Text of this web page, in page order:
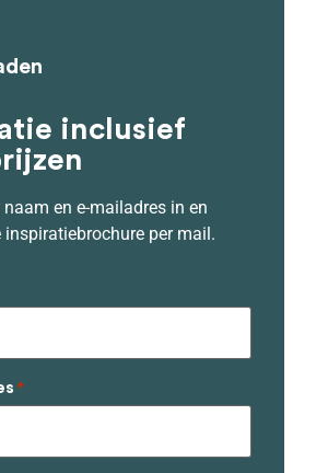
inclusief
en e-mailadres in en
per mail.
*